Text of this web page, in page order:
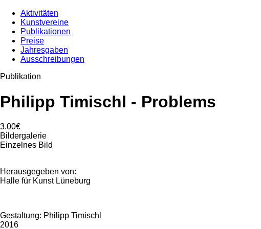
Aktivitäten
Kunstvereine
Publikationen
Preise
Jahresgaben
Ausschreibungen
Publikation
Philipp Timischl - Problems
3.00€
Bildergalerie
Einzelnes Bild
Herausgegeben von:
Halle für Kunst Lüneburg
Gestaltung: Philipp Timischl
2016